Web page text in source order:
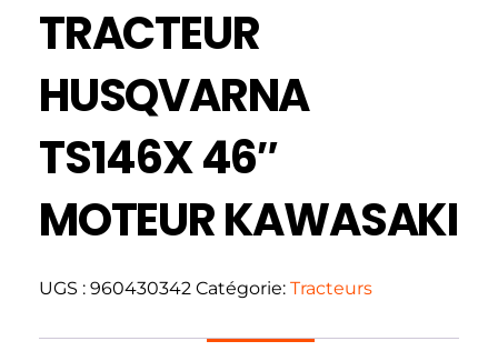
TRACTEUR
HUSQVARNA
TS146X 46″
MOTEUR KAWASAKI
UGS : 960430342 Catégorie: Tracteurs